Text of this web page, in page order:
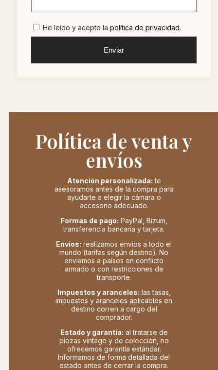
He leído y acepto la política de privacidad.
Enviar
Política de venta y
envíos
Atención personalizada: te
asesoramos antes de la compra para
ayudarte a elegir la cámara o
accesorio adecuado.
Formas de pago: PayPal, Bizum,
transferencia bancaria y tarjeta.
Envíos: realizamos envíos a todo el
mundo (tarifas según destino). No
enviamos a países en conflicto
armado o con restricciones de
transporte.
Impuestos y aranceles: las tasas,
impuestos y aranceles aplicables en
destino corren a cargo del
comprador.
Estado y garantía: al tratarse de
piezas vintage y de colección, no
ofrecemos garantía estándar.
Informamos de forma detallada del
estado antes de cerrar la compra.